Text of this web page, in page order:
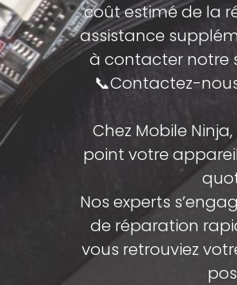
coût estimé de la
assistance
à contacter notre
📞Contactez-
Chez Mobile
point votre
Nos experts
de réparation
vous retrouviez